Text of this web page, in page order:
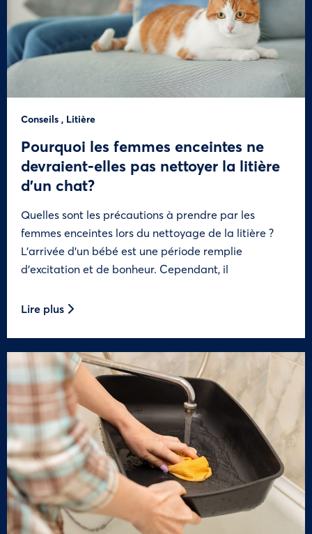
Conseils , Litière
Pourquoi les femmes enceintes ne
devraient-elles pas nettoyer la litière
d’un chat?
Quelles sont les précautions à prendre par les
femmes enceintes lors du nettoyage de la litière ?
L’arrivée d’un bébé est une période remplie
d’excitation et de bonheur. Cependant, il
Lire plus